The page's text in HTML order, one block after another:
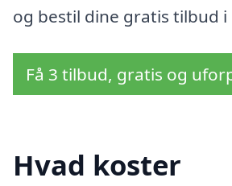
og bestil dine gratis tilbud i
Få 3 tilbud, gratis og
Hvad koster